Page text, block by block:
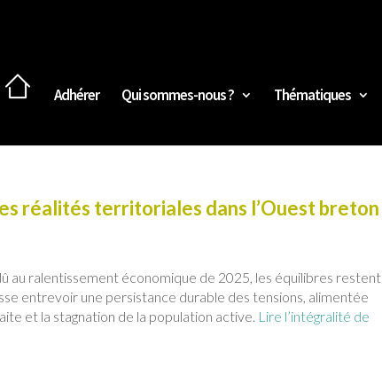
Adhérer Qui sommes-nous ? Thématiques
réalités territoriales dans l’Ouest breton
au ralentissement économique de 2025, les équilibres restent
entrevoir une persistance durable des tensions, alimentée
et la stagnation de la population active. Lire l’intégralité de